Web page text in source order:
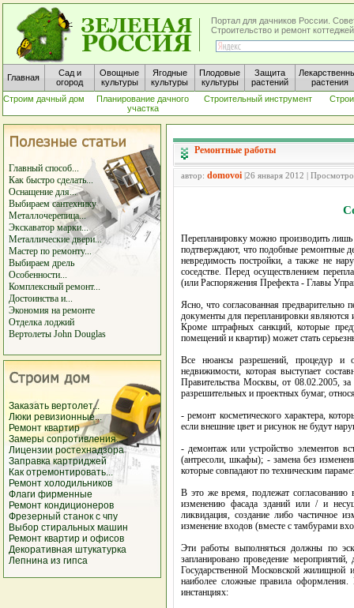
Портал для дачников России.
Строительство и ремонт
Главная
Сад и
огород
Овощные
культуры
Ягодные
культуры
Плодовые
культуры
Защита
растений
растения
Строим дачный дом
Планирование дачного
участка
Строительный инструмент
Главный способ...
Как быстро сделать...
Оснащение для...
Выбираем сантехнику
Металлочерепица...
Экскаватор марки...
Металлические двери...
Мастер по ремонту...
Выбираем дрель
Особенности...
Комплексный ремонт...
Достоинства и...
Экономия на ремонте
Отделка лоджий
Вертолеты John Douglas
Заказать вертолет...
Люки ревизионные...
Ремонт квартир
Замеры сопротивления...
Лицензии ростехнадзора
Заправка картриджей
Как отремонтировать...
Ремонт холодильников
Флаги фирменные
Ремонт кондиционеров
Фрезерный станок с чпу
Выбор стиральных машин
Ремонт квартир и офисов
Декоративная штукатурка
Лепнина из гипса
Ремонтные работы
автор: domovoi |26 января 2012 |
Перепланировку можно производить
подтверждают, что подобные ремонтные
невредимость постройки, а также не
соседстве. Перед осуществлением
(или Распоряжения Префекта - Главы
Ясно, что согласованная предварительно
документы для перепланировки
Кроме штрафных санкций, которые
помещений и квартир) может стать
Все нюансы разрешений, процедур и
недвижимости, которая выступает
Правительства Москвы, от 08.02.2005,
разрешительных и проектных бумаг,
- ремонт косметического характера,
если внешние цвет и рисунок не будут
- демонтаж или устройство элементов
(антресоли, шкафы); - замена без
которые совпадают по техническим
В это же время, подлежат согласованию
изменению фасада зданий или / и
ликвидация, создание либо частичное
изменение входов (вместе с тамбурами
Эти работы выполняться должны по
запланировано проведение
Государственной Московской жилищной
наиболее сложные правила оформления.
инстанциях: